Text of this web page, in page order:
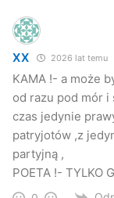
XX 2026 lat temu
KAMA !- a może
od razu pod mór i
czas jedynie
patryjotów ,z
partyjną ,
POETA !- TYLKO